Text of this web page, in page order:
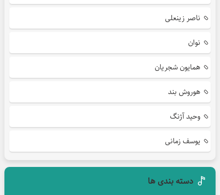
ناصر زینعلی
نوان
همایون شجریان
هوروش بند
وحید آژنگ
یوسف زمانی
دسته بندی ها